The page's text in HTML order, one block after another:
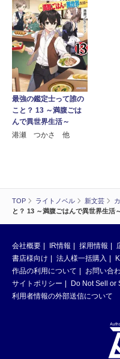
TOP ライトノベル 新文芸
と？ 13 ～満腹ごはんで異世界生活～
最強の鑑定士って誰の
こと？ 13 ～満腹ごは
んで異世界生活～
港瀬 つかさ 他
会社概要 IR情報 採用情報
書店様向け
法人様一括購入
作品の利用について
お問い合
サイトポリシー
Do Not Sell or
利用者情報の外部送信について